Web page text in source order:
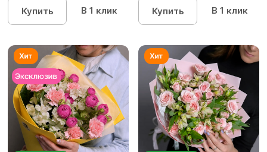
Купить В 1 клик Купить В 1 клик